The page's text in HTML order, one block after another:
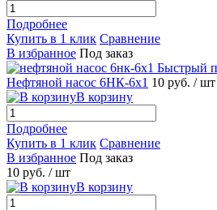
Подробнее
Купить в 1 клик Сравнение
В избранное Под заказ
Быстрый
Нефтяной насос 6НК-6х1 10 руб. / шт
В корзину
Подробнее
Купить в 1 клик Сравнение
В избранное Под заказ
10 руб. / шт
В корзину